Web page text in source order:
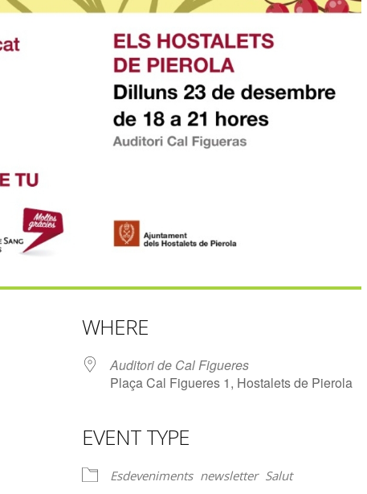
Google Calendar
WHERE
Auditori de Cal Figueres
Plaça Cal Figueres 1, Hostalets de Pierola
EVENT TYPE
Esdeveniments newsletter Salut